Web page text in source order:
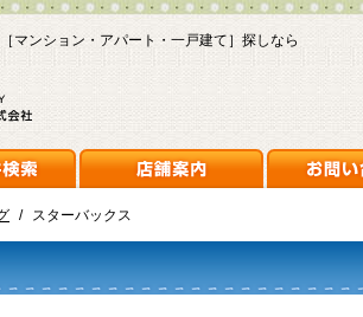
マンション・アパート・一戸建て］探しなら
/ スターバックス